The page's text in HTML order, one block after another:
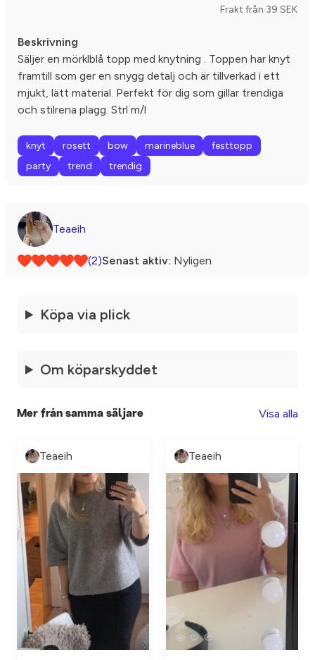
Frakt från 39 SEK
Beskrivning
Säljer en mörklblå topp med knytning . Toppen har knyt
framtill som ger en snygg detalj och är tillverkad i ett
mjukt, lätt material. Perfekt för dig som gillar trendiga
och stilrena plagg. Strl m/l
knyt rosett bow marineblue
festtopp
party
trend trendig
Teaeih
(2)Senast aktiv: Nyligen
Köpa via plick
Om köparskyddet
Mer från samma säljare Visa alla
Teaeih Teaeih